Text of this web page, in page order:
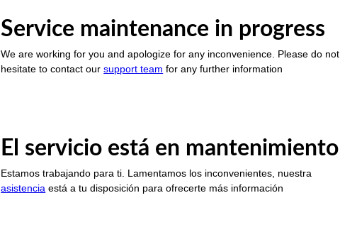
Service maintenance in progress
We are working for you and apologize for any inconvenience. Please do not
hesitate to contact oursupport team for any further information
El servicio está en mantenimiento
Estamos trabajando para ti. Lamentamos los inconvenientes, nuestra
asistencia está a tu disposición para ofrecerte más información